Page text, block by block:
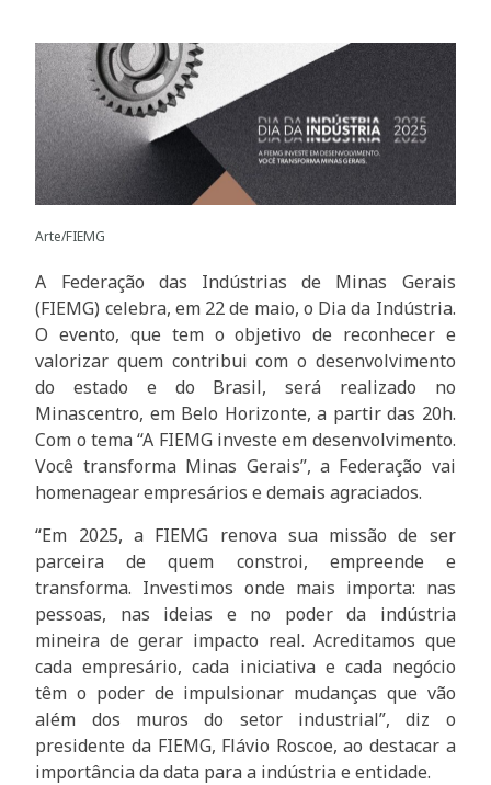
Arte/FIEMG
A Federação das Indústrias de Minas Gerais
(FIEMG) celebra, em 22 de maio, o Dia da Indústria.
O evento, que tem o objetivo de reconhecer e
valorizar quem contribui com o desenvolvimento
do estado e do Brasil, será realizado no
Minascentro, em Belo Horizonte, a partir das 20h.
Com o tema “A FIEMG investe em desenvolvimento.
Você transforma Minas Gerais”, a Federação vai
homenagear empresários e demais agraciados.
“Em 2025, a FIEMG renova sua missão de ser
parceira de quem constroi, empreende e
transforma. Investimos onde mais importa: nas
pessoas, nas ideias e no poder da indústria
mineira de gerar impacto real. Acreditamos que
cada empresário, cada iniciativa e cada negócio
têm o poder de impulsionar mudanças que vão
além dos muros do setor industrial”, diz o
presidente da FIEMG, Flávio Roscoe, ao destacar a
importância da data para a indústria e entidade.